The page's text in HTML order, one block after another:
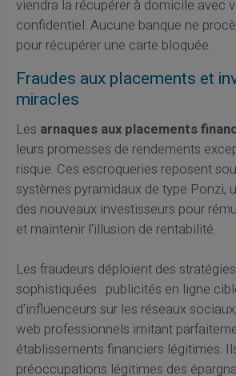
viendra la récupérer à domicile avec
confidentiel. Aucune banque ne
pour récupérer une carte bloquée.
Fraudes aux placements et
miracles
Les arnaques aux placements
leurs promesses de rendements
risque. Ces escroqueries reposent
systèmes pyramidaux de type Ponzi,
des nouveaux investisseurs pour
et maintenir l'illusion de rentabilité.
Les fraudeurs déploient des
sophistiquées : publicités en ligne
d'influenceurs sur les réseaux
web professionnels imitant
établissements financiers légitimes.
préoccupations légitimes des